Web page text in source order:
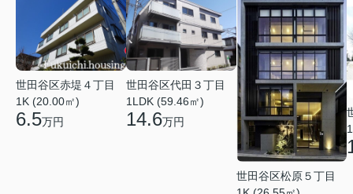
世田谷区赤堤４丁目
1K (20.00㎡)
6.5万円
世田谷区代田３丁目
1LDK (59.46㎡)
14.6万円
世田谷区松原５丁目